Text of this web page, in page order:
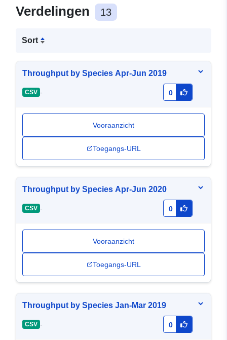
Verdelingen 13
Sort
Throughput by Species Apr-Jun 2019
CSV - 0
Vooraanzicht
Toegangs-URL
Throughput by Species Apr-Jun 2020
CSV - 0
Vooraanzicht
Toegangs-URL
Throughput by Species Jan-Mar 2019
CSV - 0